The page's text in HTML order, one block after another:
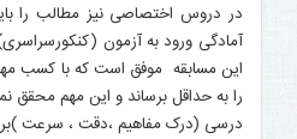
در دروس اختصاصی نیز مطالب را
آمادگی ورود به آزمون
این مسابقه موفق است که با کسب
را به حداقل برساند و این مهم محقق
درسی (درک مفاهیم ،دقت ، سرعت